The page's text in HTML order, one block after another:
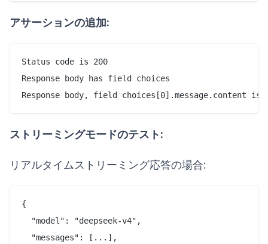
アサーションの追加:
Status code is 200
Response body has field choices
ストリーミングモードのテスト:
リアルタイムストリーミング応答の場合:
{
  "model": "deepseek-v4",
  "messages": [...],